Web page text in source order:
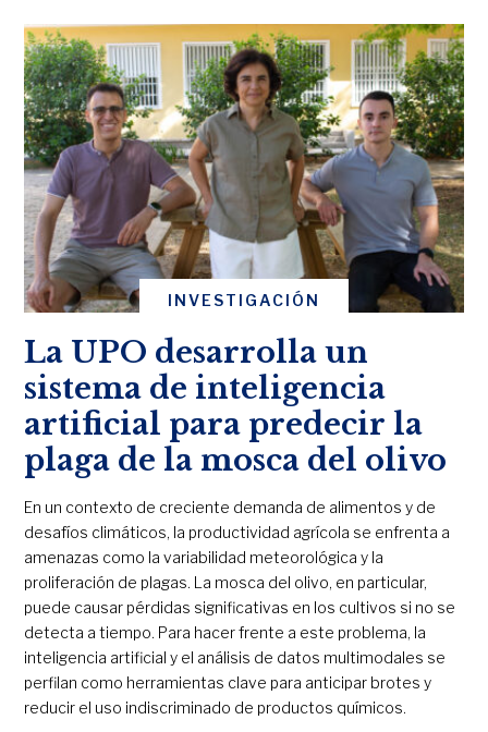
INVESTIGACIÓN
La UPO desarrolla un
sistema de inteligencia
artificial para predecir la
plaga de la mosca del olivo
En un contexto de creciente demanda de alimentos y de
desafíos climáticos, la productividad agrícola se enfrenta a
amenazas como la variabilidad meteorológica y la
proliferación de plagas. La mosca del olivo, en particular,
puede causar pérdidas significativas en los cultivos si no se
detecta a tiempo. Para hacer frente a este problema, la
inteligencia artificial y el análisis de datos multimodales se
perfilan como herramientas clave para anticipar brotes y
reducir el uso indiscriminado de productos químicos.